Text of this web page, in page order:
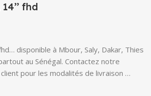
fhd
disponible à Mbour, Saly, Dakar, Thies
au Sénégal. Contactez notre
pour les modalités de livraison …